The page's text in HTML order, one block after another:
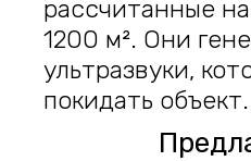
рассчитанные
1200 м². Они
ультразвуки,
покидать объект.